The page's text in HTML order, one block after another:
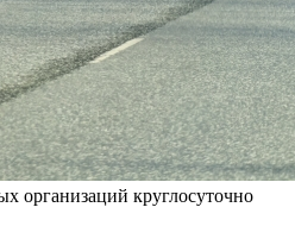
организаций круглосуточно